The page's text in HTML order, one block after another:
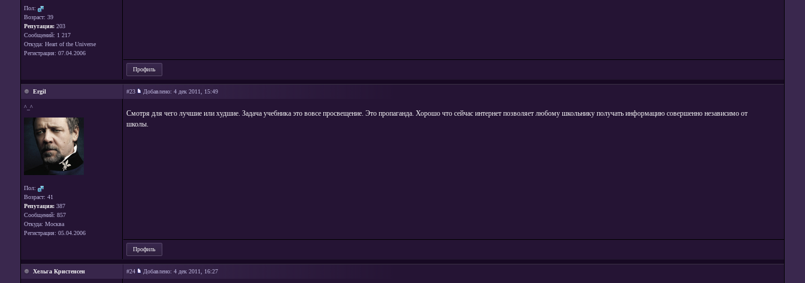
Пол:
Возраст: 39
Репутация: 203
Сообщений: 1 217
Откуда: Heart of the Universe
Регистрация: 07.04.2006
Профиль
Ergil
^_^
Пол:
Возраст: 41
Репутация: 387
Сообщений: 857
Откуда: Москва
Регистрация: 05.04.2006
#23 Добавлено: 4 дек 2011, 15:49
Смотря для чего лучшие или худшие. Задача учебника это вовсе просвещение. Это пропаганда. Хорошо что сейчас интернет позволяет любому школьнику получать информацию совершенно независимо от
школы.
Профиль
Хельга Кристенсен #24 Добавлено: 4 дек 2011, 16:27